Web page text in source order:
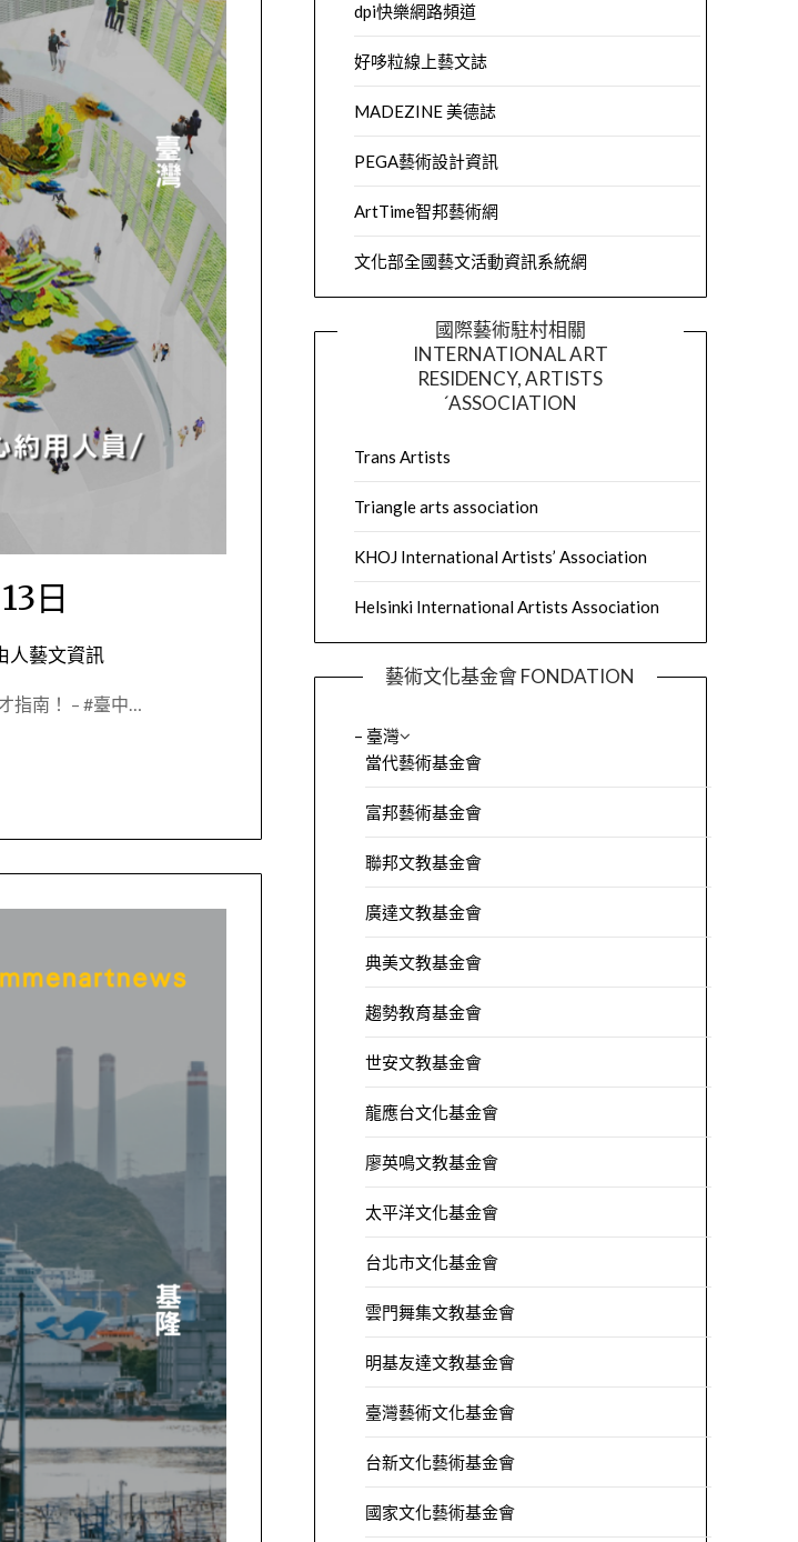
日
人藝文資訊
南！ – #臺中…
dpi快樂網路頻道
好哆粒線上藝文誌
MADEZINE 美德誌
PEGA藝術設計資訊
ArtTime智邦藝術網
文化部全國藝文活動資訊系統網
國際藝術駐村相關
INTERNATIONAL ART
RESIDENCY, ARTISTS
´ASSOCIATION
Trans Artists
Triangle arts association
KHOJ International Artists’ Association
Helsinki International Artists Association
藝術文化基金會 FONDATION
– 臺灣
當代藝術基金會
富邦藝術基金會
聯邦文教基金會
廣達文教基金會
典美文教基金會
趨勢教育基金會
世安文教基金會
龍應台文化基金會
廖英鳴文教基金會
太平洋文化基金會
台北市文化基金會
雲門舞集文教基金會
明基友達文教基金會
臺灣藝術文化基金會
台新文化藝術基金會
國家文化藝術基金會